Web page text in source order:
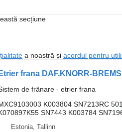
secțiune
a noastră și acordul pentru
de frânare - etrier frana
K003804 SN7213RC
SN7443 K003784
Estonia, Tallinn